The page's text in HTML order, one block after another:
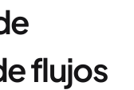
flujos